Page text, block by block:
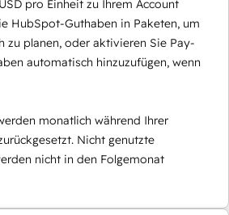
pro Einheit zu Ihrem Account
HubSpot-Guthaben in Paketen, um
zu planen, oder aktivieren Sie Pay-
automatisch hinzuzufügen, wenn
monatlich während Ihrer
Nicht genutzte
nicht in den Folgemonat